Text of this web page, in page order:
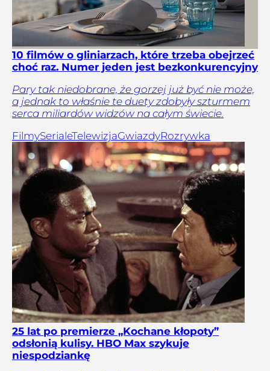
10 filmów o gliniarzach, które trzeba obejrzeć
choć raz. Numer jeden jest bezkonkurencyjny
Pary tak niedobrane, że gorzej już być nie może,
a jednak to właśnie te duety zdobyły szturmem
serca miliardów widzów na całym świecie.
FilmySerialeTelewizjaGwiazdyRozrywka
25 lat po premierze „Kochane kłopoty”
odsłonią kulisy. HBO Max szykuje
niespodziankę